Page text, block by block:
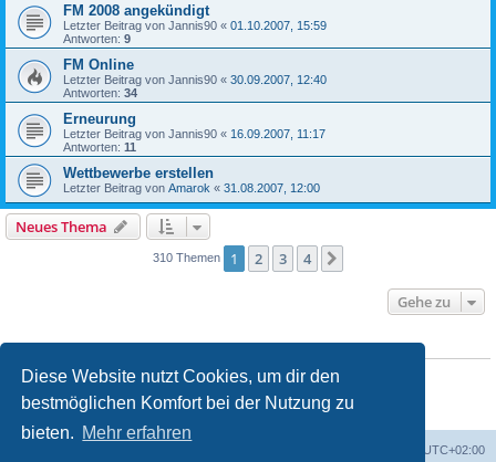
Diese Website nutzt Cookies, um dir den
bestmöglichen Komfort bei der Nutzung zu
bieten. Mehr erfahren
FM 2008 angekündigt
Letzter Beitrag von Jannis90 « 01.10.2007, 15:59
Antworten: 9
FM Online
Letzter Beitrag von Jannis90 « 30.09.2007, 12:40
Antworten: 34
Erneurung
Letzter Beitrag von Jannis90 « 16.09.2007, 11:17
Antworten: 11
Wettbewerbe erstellen
Letzter Beitrag von Amarok « 31.08.2007, 12:00
Neues Thema
310 Themen 1 2 3 4
Gehe zu
Du darfst keineneuen Themen in diesem Forum erstellen.
Du darfstkeine Antworten zu Themen in diesem Forum erstellen.
Du darfst deine Beiträge in diesem Forum nicht ändern.
Du darfst deine Beiträge in diesem Forum
UTC+02:00